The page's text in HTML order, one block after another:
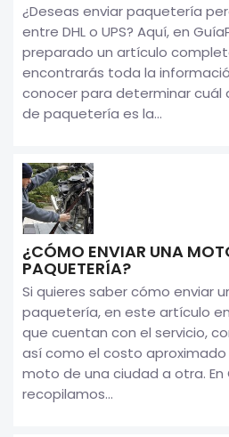
¿Deseas enviar paquetería
entre DHL o UPS? Aquí, en
preparado un artículo
encontrarás toda la
conocer para determinar cuál
de paquetería es la...
¿CÓMO ENVIAR UNA
PAQUETERÍA?
Si quieres saber cómo enviar
paquetería, en este artículo
que cuentan con el servicio,
así como el costo
moto de una ciudad a otra.
recopilamos...